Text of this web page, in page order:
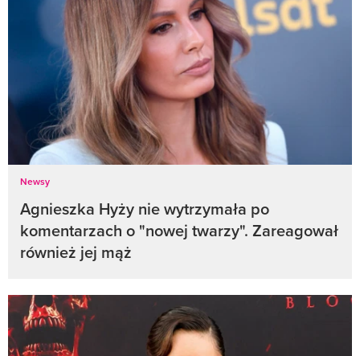
Newsy
Agnieszka Hyży nie wytrzymała po
komentarzach o "nowej twarzy". Zareagował
również jej mąż